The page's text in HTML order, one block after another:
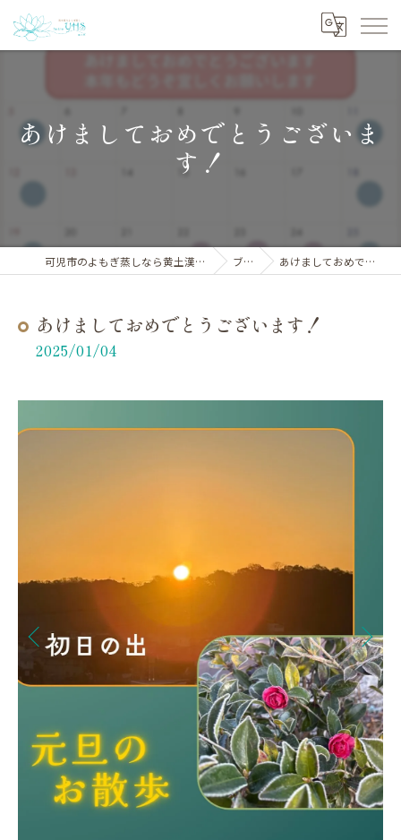
あけましておめでとうございま
す！
可児市のよもぎ蒸しなら黄土漢方よもぎ蒸しサロンYHS ブログ あけましておめでとうございます！
あけましておめでとうございます！
2025/01/04